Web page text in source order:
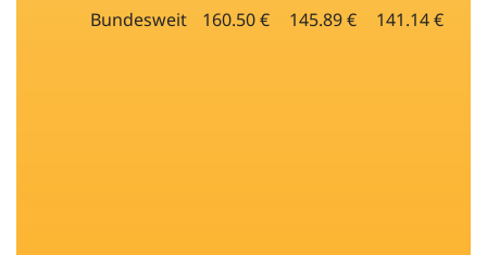
Bundesweit 160.50 € 145.89 € 141.14 €